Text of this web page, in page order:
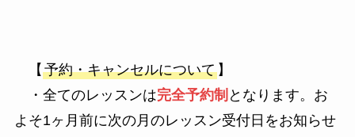
【 予約・キャンセルについて】
・全てのレッスンは完全予約制 となります。お
よそ1ヶ月前に次の月のレッスン受付日をお知らせ